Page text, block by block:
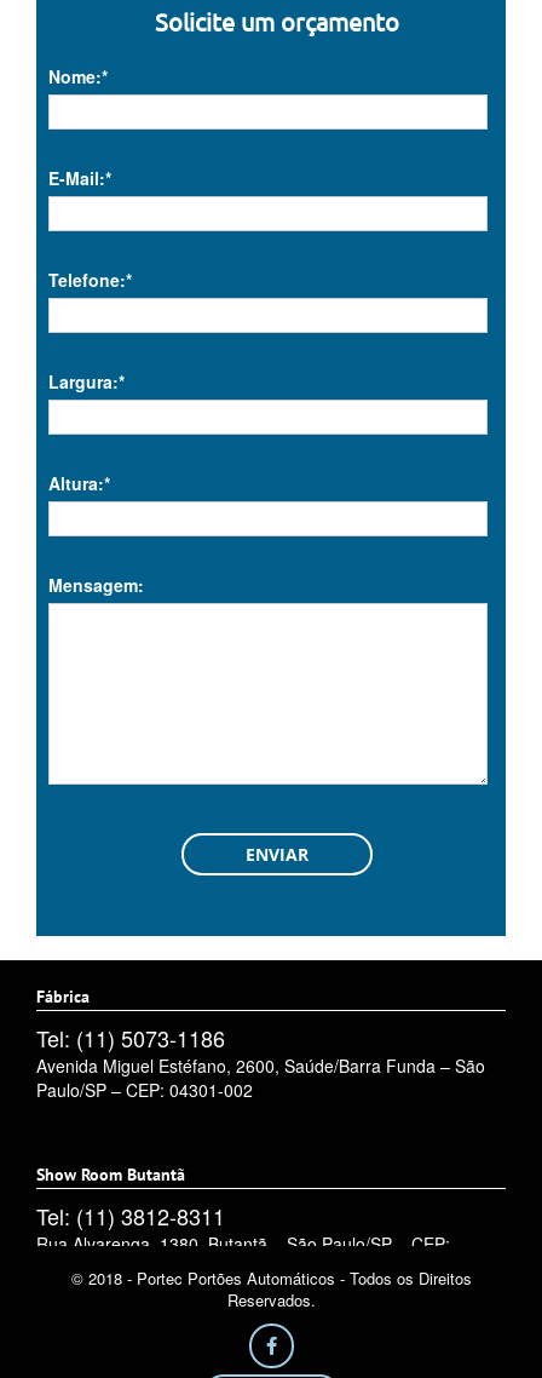
Solicite um orçamento
Nome:*
E-Mail:*
Telefone:*
Largura:*
Altura:*
Mensagem:
Fábrica
Tel: (11) 5073-1186
Avenida Miguel Estéfano, 2600, Saúde/Barra Funda – São
Paulo/SP – CEP: 04301-002
Show Room Butantã
Tel: (11) 3812-8311
Rua Alvarenga, 1380, Butantã – São Paulo/SP – CEP:
05509-002
© 2018 - Portec Portões Automáticos - Todos os Direitos
Reservados.